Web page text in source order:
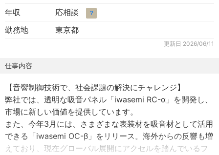
年収
応相談 ？
勤務地 東京都
更新日 2026/06/11
仕事内容
【音響制御技術で、社会課題の解決にチャレンジ】
弊社では、透明な吸音パネル「iwasemi RC-α」を開発し、
市場に新しい価値を提供しています。
また、今年3月には、さまざまな表装材を吸音材として活用
できる「iwasemi OC-β」をリリース。海外からの反響も増
えており、現在グローバル展開にアクセルを踏んでいるフ